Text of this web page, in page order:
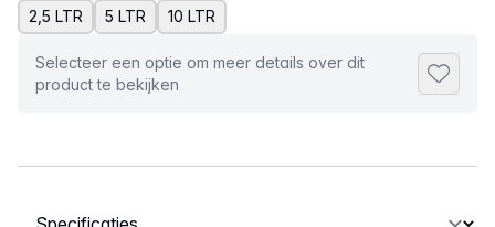
2,5 LTR 5 LTR 10 LTR
Selecteer een optie om meer details over dit
product te bekijken
Selecteer een tabblad